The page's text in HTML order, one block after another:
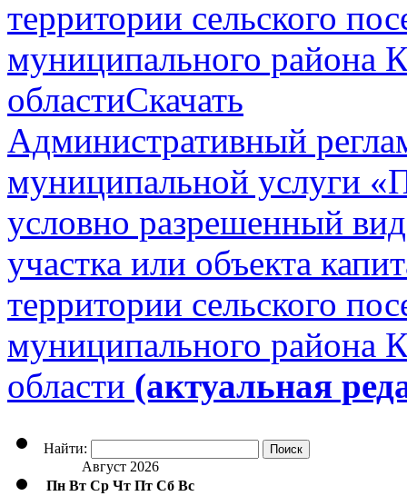
территории сельского
муниципального района
областиСкачать
Административный
муниципальной услуги
условно разрешенный
участка или объекта
территории сельского
муниципального района
области (актуальная
Найти:
Август 2026
Пн Вт Ср Чт Пт Сб Вс